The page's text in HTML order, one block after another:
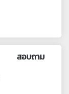
สอบถาม